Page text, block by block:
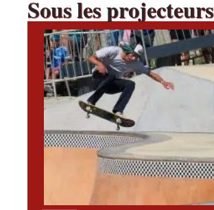
Sous les projecteurs